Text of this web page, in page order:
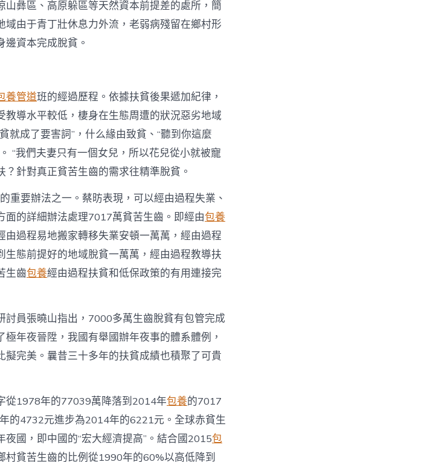
彝區、高原躲區等天然資本前提差的處所，簡
由于青丁壯休息力外流，老弱病殘留在鄉村形
資本完成脫貧。
養管道班的經過歷程。依據扶貧後果遞加紀律，
導水平較低，棲身在生態周遭的狀況惡劣地域
就成了要害詞”，什么緣由致貧、“聽到你這麼
“我們夫妻只有一個女兒，所以花兒從小就被寵
針對真正貧苦生齒的需求往精準脫貧。
重要辦法之一。蔡昉表現，可以經由過程失業、
面的詳細辦法處理7017萬貧苦生齒。即經由包養
過程易地搬家轉移失業安頓一萬萬，經由過程
態前提好的地域脫貧一萬萬，經由過程教導扶
生齒包養經由過程扶貧和低保政策的有用連接完
員張曉山指出，7000多萬生齒脫貧有包管完成
極年夜晉陞，我國有舉國辦年夜事的體系體例，
完美。曩昔三十多年的扶貧成績也積聚了可貴
從1978年的77039萬降落到2014年包養的7017
的4732元進步為2014年的6221元。全球赤貧生
國，即中國的“宏大經濟提高”。結合國2015包
村貧苦生齒的比例從1990年的60%以高低降到